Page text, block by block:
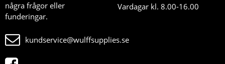
några frågor eller
funderingar.
Vardagar kl. 8.00-16.00
kundservice@wulffsupplies.se